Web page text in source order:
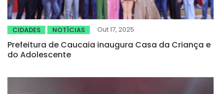
CIDADES NOTÍCIAS Out 17, 2025
Prefeitura de Caucaia inaugura Casa da Criança e
do Adolescente